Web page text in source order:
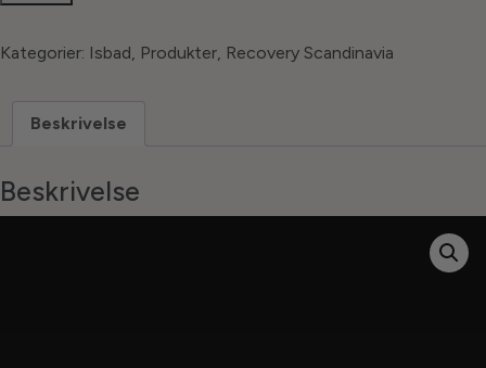
Kategorier: Isbad, Produkter, Recovery Scandinavia
Beskrivelse
Beskrivelse